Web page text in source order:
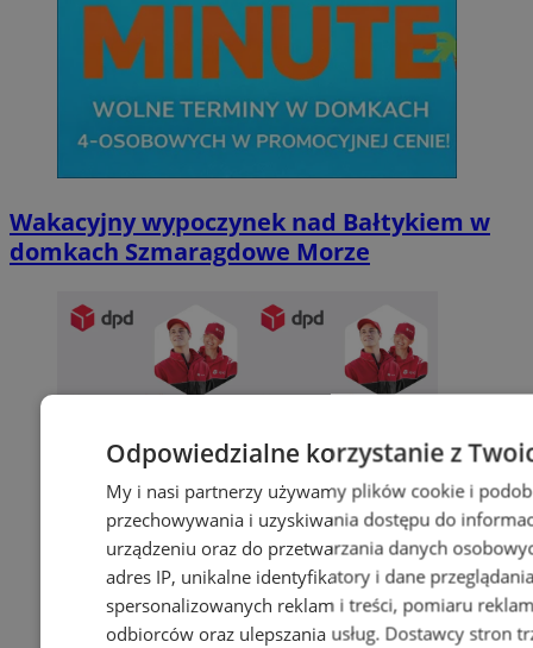
Wakacyjny wypoczynek nad Bałtykiem w
domkach Szmaragdowe Morze
Odpowiedzialne korzystanie z
My i nasi partnerzy używamy plików cookie i
przechowywania i uzyskiwania dostępu do
urządzeniu oraz do przetwarzania danych
adres IP, unikalne identyfikatory i dane
spersonalizowanych reklam i treści, pomiaru
odbiorców oraz ulepszania usług. Dostawcy stron